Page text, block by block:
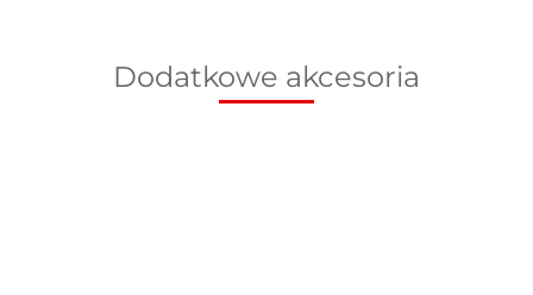
Dodatkowe akcesoria